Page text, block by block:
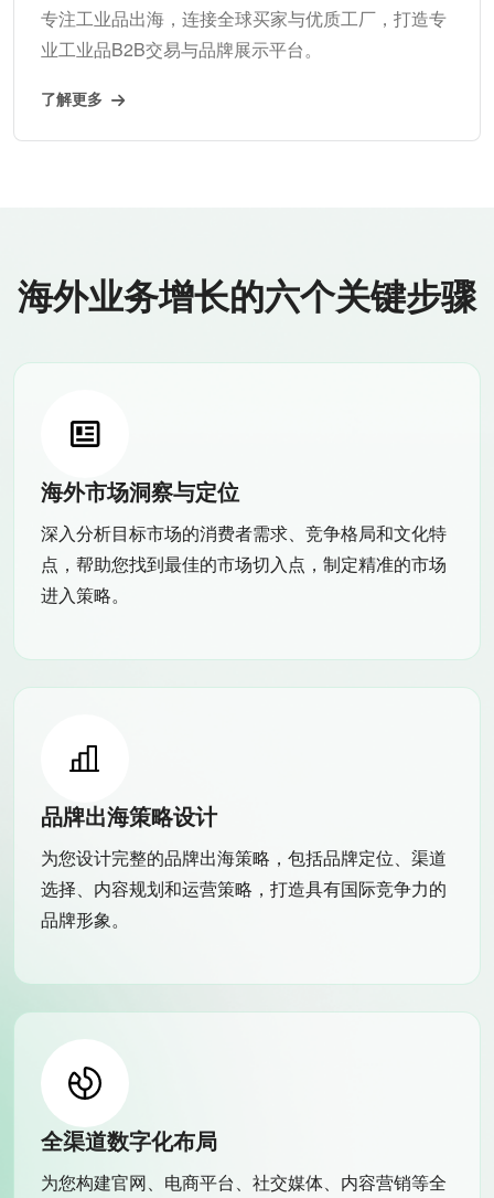
专注工业品出海，连接全球买家与优质工厂，打造专
业工业品B2B交易与品牌展示平台。
了解更多
海外业务增长的六个关键步骤
海外市场洞察与定位
深入分析目标市场的消费者需求、竞争格局和文化特
点，帮助您找到最佳的市场切入点，制定精准的市场
进入策略。
品牌出海策略设计
为您设计完整的品牌出海策略，包括品牌定位、渠道
选择、内容规划和运营策略，打造具有国际竞争力的
品牌形象。
全渠道数字化布局
为您构建官网、电商平台、社交媒体、内容营销等全